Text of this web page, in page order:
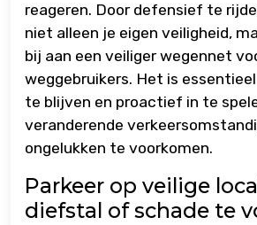
reageren. Door defensief te
niet alleen je eigen veiligheid,
bij aan een veiliger wegennet
weggebruikers. Het is
te blijven en proactief in te
veranderende
ongelukken te voorkomen.
Parkeer op veilige
diefstal of schade te